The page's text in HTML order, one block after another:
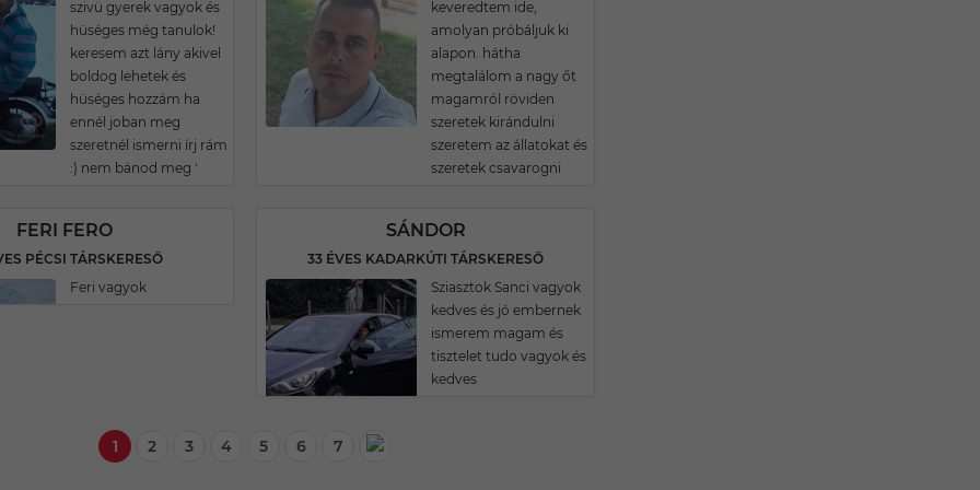
szivü gyerek vagyok és
hüséges még tanulok!
keresem azt lány akivel
boldog lehetek és
hüséges hozzám ha
ennél joban meg
szeretnél ismerni írj rám
:) nem bánod meg '
FERI FERO
PÉCSI TÁRSKERESŐ
Feri vagyok
keveredtem ide,
amolyan próbáljuk ki
alapon. hátha
megtalálom a nagy őt
magamról röviden
szeretek kirándulni
szeretem az állatokat és
szeretek csavarogni
SÁNDOR
33 ÉVES KADARKÚTI TÁRSKERESŐ
Sziasztok Sanci vagyok
kedves és jó embernek
ismerem magam és
tisztelet tudo vagyok és
kedves
1 2 3 4 5 6 7